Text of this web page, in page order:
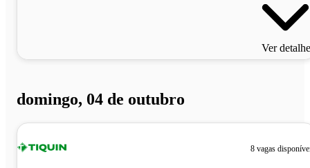
Ver
domingo, 04 de outubro
8 vagas